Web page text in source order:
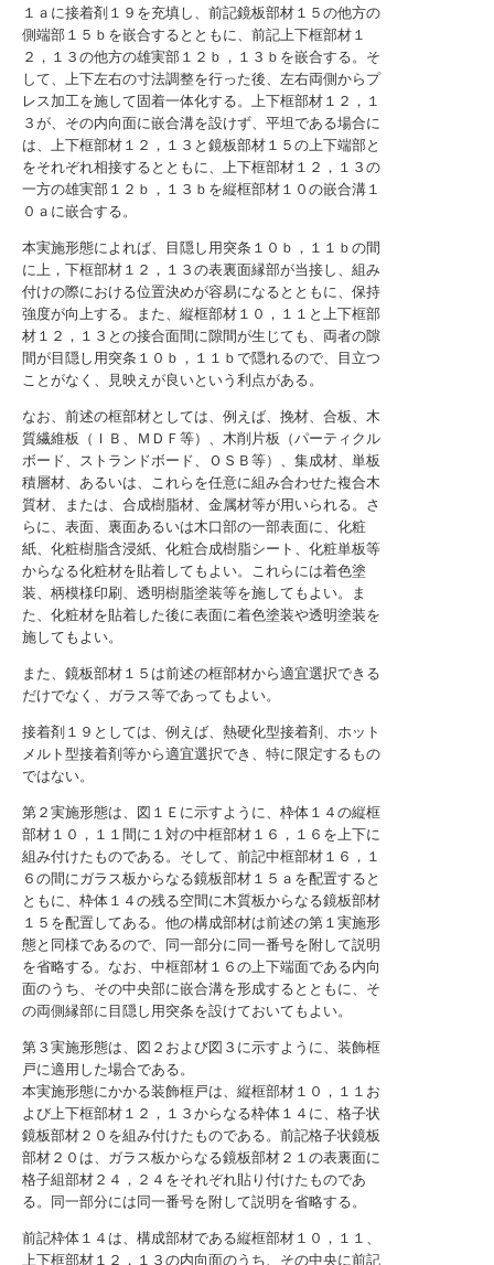
１ａに接着剤１９を充填し、前記鏡板部材１５の他方の
側端部１５ｂを嵌合するとともに、前記上下框部材１
２，１３の他方の雄実部１２ｂ，１３ｂを嵌合する。そ
して、上下左右の寸法調整を行った後、左右両側からプ
レス加工を施して固着一体化する。上下框部材１２，１
３が、その内向面に嵌合溝を設けず、平坦である場合に
は、上下框部材１２，１３と鏡板部材１５の上下端部と
をそれぞれ相接するとともに、上下框部材１２，１３の
一方の雄実部１２ｂ，１３ｂを縦框部材１０の嵌合溝１
０ａに嵌合する。
本実施形態によれば、目隠し用突条１０ｂ，１１ｂの間
に上，下框部材１２，１３の表裏面縁部が当接し、組み
付けの際における位置決めが容易になるとともに、保持
強度が向上する。また、縦框部材１０，１１と上下框部
材１２，１３との接合面間に隙間が生じても、両者の隙
間が目隠し用突条１０ｂ，１１ｂで隠れるので、目立つ
ことがなく、見映えが良いという利点がある。
なお、前述の框部材としては、例えば、挽材、合板、木
質繊維板（ＩＢ、ＭＤＦ等）、木削片板（パーティクル
ボード、ストランドボード、ＯＳＢ等）、集成材、単板
積層材、あるいは、これらを任意に組み合わせた複合木
質材、または、合成樹脂材、金属材等が用いられる。さ
らに、表面、裏面あるいは木口部の一部表面に、化粧
紙、化粧樹脂含浸紙、化粧合成樹脂シート、化粧単板等
からなる化粧材を貼着してもよい。これらには着色塗
装、柄模様印刷、透明樹脂塗装等を施してもよい。ま
た、化粧材を貼着した後に表面に着色塗装や透明塗装を
施してもよい。
また、鏡板部材１５は前述の框部材から適宜選択できる
だけでなく、ガラス等であってもよい。
接着剤１９としては、例えば、熱硬化型接着剤、ホット
メルト型接着剤等から適宜選択でき、特に限定するもの
ではない。
第２実施形態は、図１Ｅに示すように、枠体１４の縦框
部材１０，１１間に１対の中框部材１６，１６を上下に
組み付けたものである。そして、前記中框部材１６，１
６の間にガラス板からなる鏡板部材１５ａを配置すると
ともに、枠体１４の残る空間に木質板からなる鏡板部材
１５を配置してある。他の構成部材は前述の第１実施形
態と同様であるので、同一部分に同一番号を附して説明
を省略する。なお、中框部材１６の上下端面である内向
面のうち、その中央部に嵌合溝を形成するとともに、そ
の両側縁部に目隠し用突条を設けておいてもよい。
第３実施形態は、図２および図３に示すように、装飾框
戸に適用した場合である。
本実施形態にかかる装飾框戸は、縦框部材１０，１１お
よび上下框部材１２，１３からなる枠体１４に、格子状
鏡板部材２０を組み付けたものである。前記格子状鏡板
部材２０は、ガラス板からなる鏡板部材２１の表裏面に
格子組部材２４，２４をそれぞれ貼り付けたものであ
る。同一部分には同一番号を附して説明を省略する。
前記枠体１４は、構成部材である縦框部材１０，１１、
上下框部材１２，１３の内向面のうち、その中央に前記